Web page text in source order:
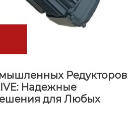
Редукторов
Надежные
для Любых